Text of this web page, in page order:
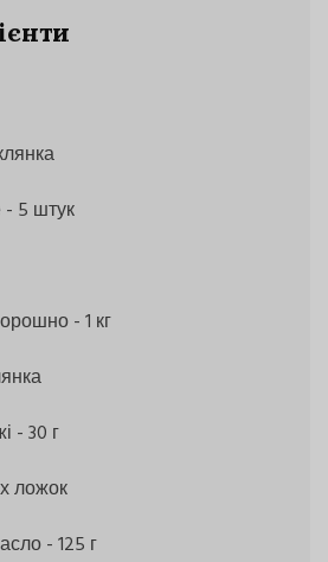
- 5 штук
- 1 кг
- 30 г
ложок
- 125 г